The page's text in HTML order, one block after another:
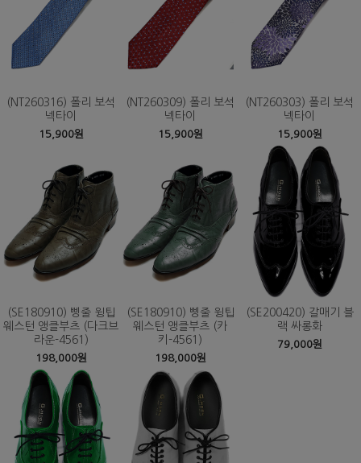
(NT260316) 폴리 보석
넥타이
15,900원
(NT260309) 폴리 보석
넥타이
15,900원
(NT260303) 폴리 보석
넥타이
15,900원
(SE180910) 삥줄 윙팁
웨스턴 앵클부츠 (다크브
라운-4561)
198,000원
(SE180910) 삥줄 윙팁
웨스턴 앵클부츠 (카
키-4561)
198,000원
(SE200420) 갈매기 블
랙 싸롱화
79,000원